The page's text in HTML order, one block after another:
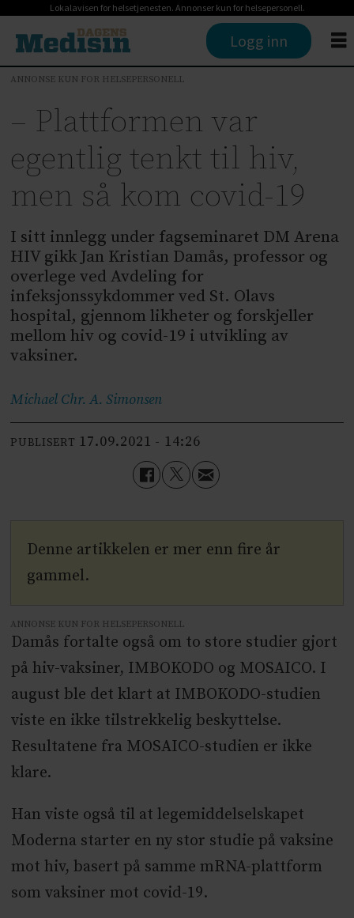
Lokalavisen for helsetjenesten. Annonser kun for helsepersonell.
Logg inn
ANNONSE KUN FOR HELSEPERSONELL
– Plattformen var
egentlig tenkt til hiv,
men så kom covid-19
I sitt innlegg under fagseminaret DM Arena
HIV gikk Jan Kristian Damås, professor og
overlege ved Avdeling for
infeksjonssykdommer ved St. Olavs
hospital, gjennom likheter og forskjeller
mellom hiv og covid-19 i utvikling av
vaksiner.
Michael Chr. A. Simonsen
PUBLISERT 17.09.2021 - 14:26
Denne artikkelen er mer enn fire år
gammel.
ANNONSE KUN FOR HELSEPERSONELL
Damås fortalte også om to store studier gjort
på hiv-vaksiner, IMBOKODO og MOSAICO. I
august ble det klart at IMBOKODO-studien
viste en ikke tilstrekkelig beskyttelse.
Resultatene fra MOSAICO-studien er ikke
klare.
Han viste også til at legemiddelselskapet
Moderna starter en ny stor studie på vaksine
mot hiv, basert på samme mRNA-plattform
som vaksiner mot covid-19.